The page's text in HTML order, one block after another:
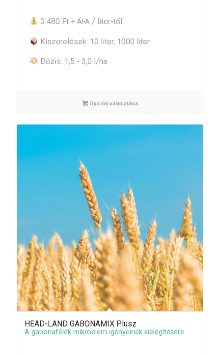
3 480 Ft+ ÁFA/ liter-től
Kiszerelések: 10 liter, 1000 liter
Dózis: 1,5 - 3,0 l/ha
Opciók választása
HEAD-LAND GABONAMIX Plusz
A gabonafélék mikroelem igényeinek kielégítésére